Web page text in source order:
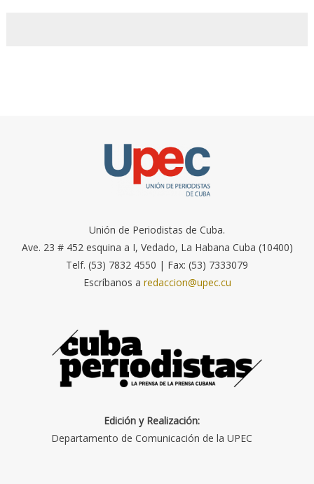
Unión de Periodistas de Cuba.
Ave. 23 # 452 esquina a I, Vedado, La Habana Cuba (10400)
Telf. (53) 7832 4550 | Fax: (53) 7333079
Escríbanos a redaccion@upec.cu
Edición y Realización:
Departamento de Comunicación de la UPEC